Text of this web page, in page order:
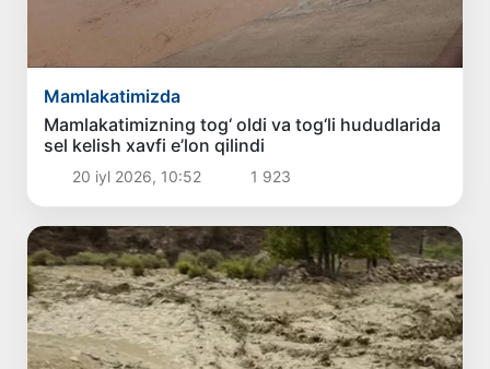
Mamlakatimizda
Mamlakatimizning tog‘ oldi va tog‘li hududlarida
sel kelish xavfi e’lon qilindi
20 iyl 2026, 10:52 1 923